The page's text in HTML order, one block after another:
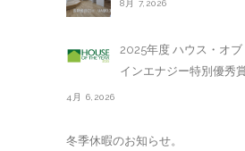
8月 7,2026
2025年度 ハウス・オブ
インエナジー特別優秀
4月 6,2026
冬季休暇のお知らせ。